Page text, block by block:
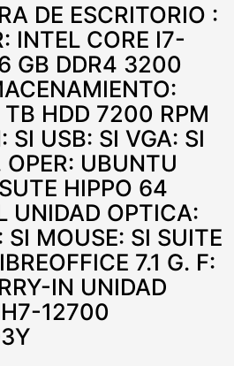
DE ESCRITORIO :
INTEL CORE I7-
GB DDR4 3200
HDD 7200 RPM
SI USB: SI VGA: SI
UBUNTU
HIPPO 64
UNIDAD OPTICA:
MOUSE: SI SUITE
7.1 G. F:
IN UNIDAD
12700